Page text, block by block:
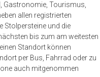
Gastronomie, Tourismus,
allen registrierten
Stolpersteine und die
bis zum am weitesten
Standort können
per Bus, Fahrrad oder zu
auch mitgenommen